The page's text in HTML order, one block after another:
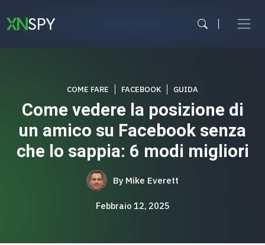
contenuto
COME FARE FACEBOOK GUIDA
Come vedere la posizione di
un amico su Facebook senza
che lo sappia: 6 modi migliori
By Mike Everett
Febbraio 12, 2025